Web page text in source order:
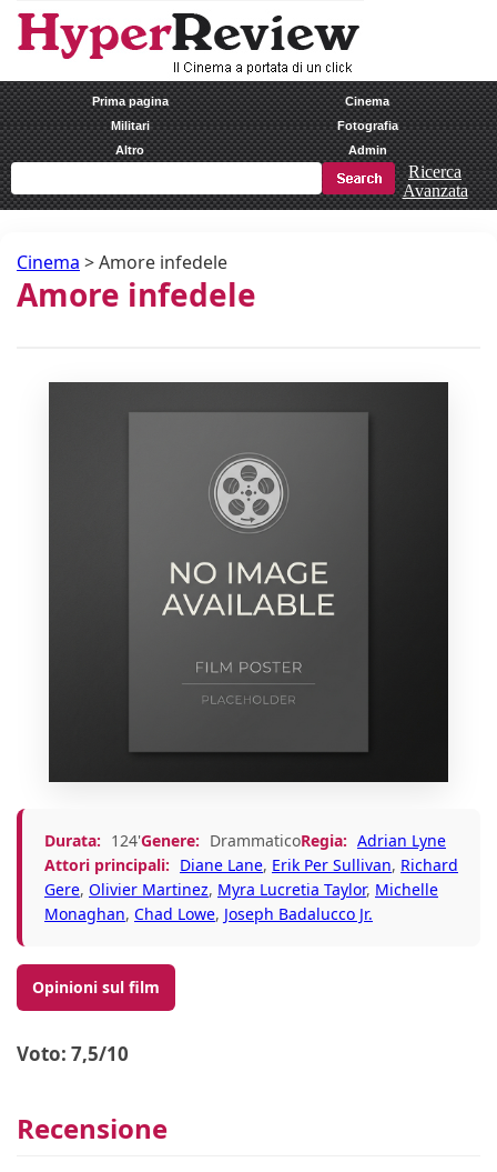
Prima pagina
Cinema
Militari
Fotografia
Altro
Admin
Ricerca
Avanzata
Cinema >Amore infedele
Amore infedele
Durata: 124'Genere: DrammaticoRegia: Adrian Lyne
Attori principali: Diane Lane, Erik Per Sullivan, Richard
Gere, Olivier Martinez, Myra Lucretia Taylor, Michelle
Monaghan, Chad Lowe, Joseph Badalucco Jr.
Opinioni sul film
Voto: 7,5/10
Recensione